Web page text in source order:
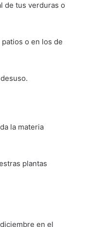
de tus verduras o
o en los de
la materia
plantas
en el